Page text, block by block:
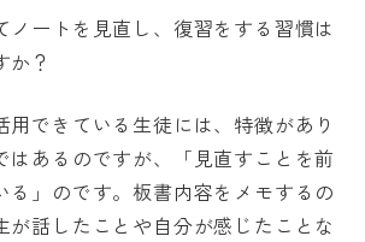
ノートを見直し、復習をする習慣は
か？
用できている生徒には、特徴があり
はあるのですが、「見直すことを前
る」のです。板書内容をメモするの
が話したことや自分が感じたことな